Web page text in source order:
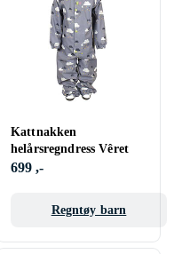
Kattnakken
helårsregndress Vêret
699 ,-
Regntøy barn